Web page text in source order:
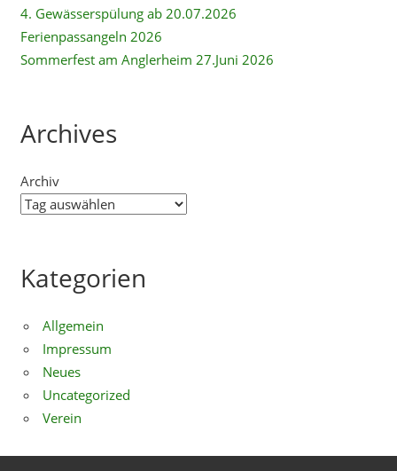
4. Gewässerspülung ab 20.07.2026
Ferienpassangeln 2026
Sommerfest am Anglerheim 27.Juni 2026
Archives
Archiv
Kategorien
Allgemein
Impressum
Neues
Uncategorized
Verein